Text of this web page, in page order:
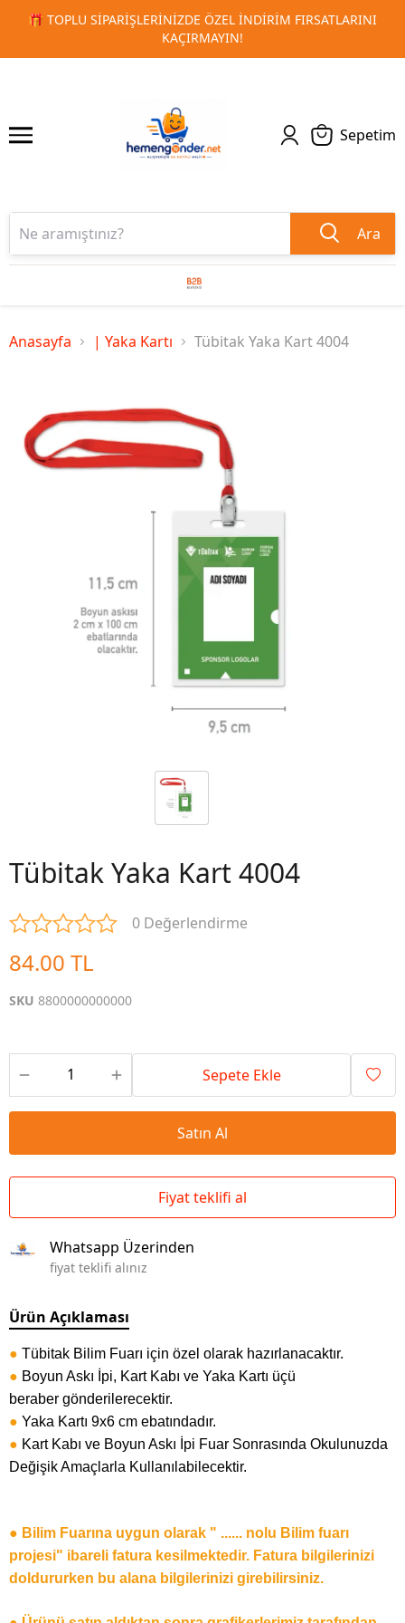
🚀 KURUMSAL PROMOSYON VE MATBAA
1 2
Sepetim
Ara
Anasayfa | Yaka Kartı Tübitak Yaka Kart 4004
Tübitak Yaka Kart 4004
0 Değerlendirme
84.00 TL
SKU 8800000000000
Sepete Ekle
Satın Al
Fiyat teklifi al
Whatsapp Üzerinden
fiyat teklifi alınız
Ürün Açıklaması
● Tübitak Bilim Fuarı için özel olarak hazırlanacaktır.
● Boyun Askı İpi, Kart Kabı ve Yaka Kartı üçü
beraber gönderilerecektir.
● Yaka Kartı 9x6 cm ebatındadır.
● Kart Kabı ve Boyun Askı İpi Fuar Sonrasında Okulunuzda
Değişik Amaçlarla Kullanılabilecektir.
● Bilim Fuarına uygun olarak " ...... nolu Bilim fuarı
projesi" ibareli fatura kesilmektedir. Fatura bilgilerinizi
doldururken bu alana bilgilerinizi girebilirsiniz.